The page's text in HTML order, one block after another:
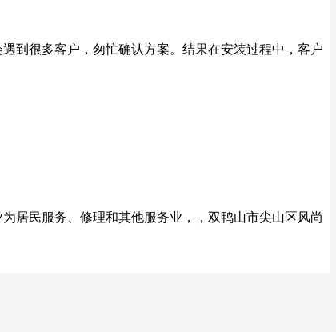
到很多客户，匆忙确认方案。结果在安装过程中，客户
居民服务、修理和其他服务业，，双鸭山市尖山区风尚